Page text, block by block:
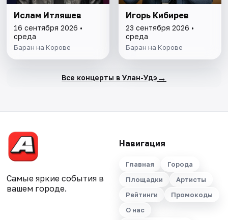
Ислам Итляшев
16 сентября 2026 •
среда
Баран на Корове
Игорь Кибирев
23 сентября 2026 •
среда
Баран на Корове
Все концерты в Улан-Удэ →
Самые яркие события в
вашем городе.
Навигация
Главная
Города
Площадки
Артисты
Рейтинги
Промокоды
О нас